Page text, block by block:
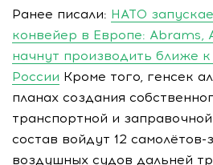
Ранее писали: НАТО
конвейер в Европе: Abrams,
начнут производить ближе
России Кроме того, генсек
планах создания
транспортной и
состав войдут 12
воздушных судов дальней